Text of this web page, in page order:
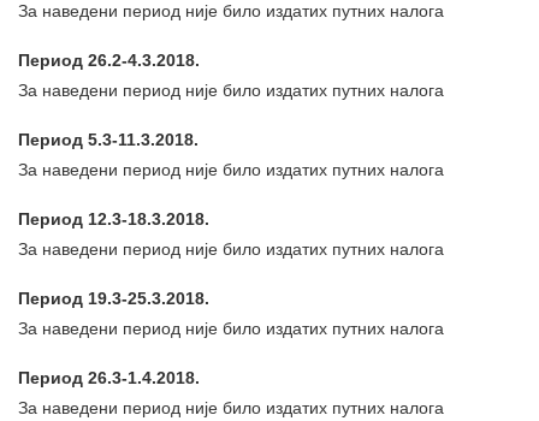
За наведени период није било издатих путних налога
Период 26.2-4.3.2018.
За наведени период није било издатих путних налога
Период 5.3-11.3.2018.
За наведени период није било издатих путних налога
Период 12.3-18.3.2018.
За наведени период није било издатих путних налога
Период 19.3-25.3.2018.
За наведени период није било издатих путних налога
Период 26.3-1.4.2018.
За наведени период није било издатих путних налога